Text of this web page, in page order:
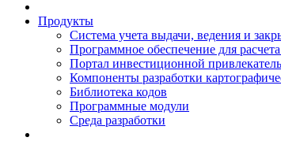
Продукты
Система учета выдачи, ведения и
Программное обеспечение для
Портал инвестиционной
Компоненты разработки
Библиотека кодов
Программные модули
Среда разработки